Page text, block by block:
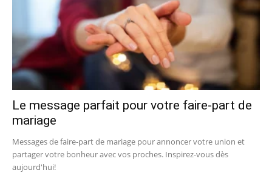
Le message parfait pour votre faire-part de
mariage
Messages de faire-part de mariage pour annoncer votre union et
partager votre bonheur avec vos proches. Inspirez-vous dès
aujourd'hui!